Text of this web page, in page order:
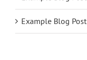
Example Blog Post